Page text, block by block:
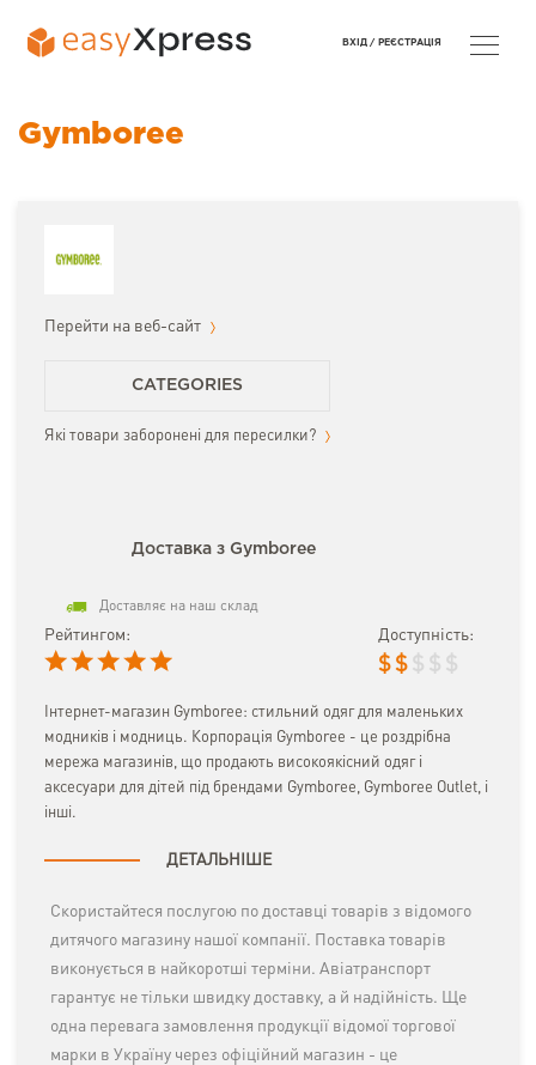
Gymboree
Перейти на веб-сайт
CATEGORIES
Які товари заборонені для пересилки?
Доставка з Gymboree
Доставляє на наш склад
Рейтингом: Доступність:
$ $ $ $ $
Інтернет-магазин Gymboree: стильний одяг для маленьких
модників і модниць. Корпорація Gymboree - це роздрібна
мережа магазинів, що продають високоякісний одяг і
аксесуари для дітей під брендами Gymboree, Gymboree Outlet, і
інші.
ДЕТАЛЬНІШЕ
Скористайтеся послугою по доставці товарів з відомого
дитячого магазину нашої компанії. Поставка товарів
виконується в найкоротші терміни. Авіатранспорт
гарантує не тільки швидку доставку, а й надійність. Ще
одна перевага замовлення продукції відомої торгової
марки в Україну через офіційний магазин - це
ВХІД / РЕЄСТРАЦІЯ